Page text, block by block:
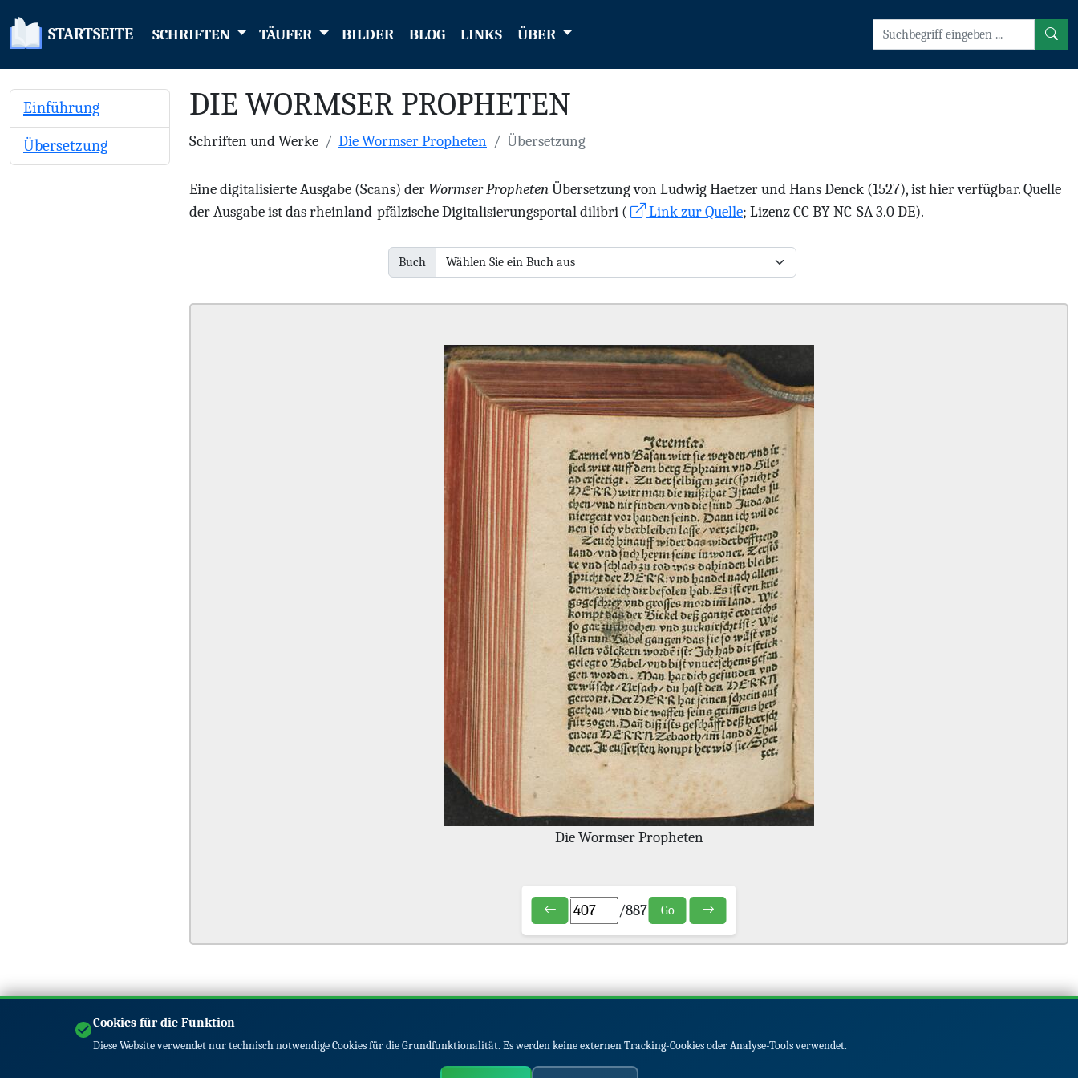
STARTSEITE SCHRIFTEN TÄUFER BILDER BLOG LINKS ÜBER
Einführung
Übersetzung
DIE WORMSER PROPHETEN
Schriften und Werke Die Wormser Propheten Übersetzung
Eine digitalisierte Ausgabe (Scans) der Wormser ProphetenÜbersetzung von Ludwig Haetzer und Hans Denck (1527), ist hier verfügbar. Quelle
der Ausgabe ist das rheinland-pfälzische Digitalisierungsportal dilibri (
Link zur Quelle; Lizenz CC BY-NC-SA 3.0 DE).
Buch
Die Wormser Propheten
/887 Go
Cookies für die Funktion
Diese Website verwendet nur technisch notwendige Cookies für die Grundfunktionalität. Es werden keine externen Tracking-Cookies oder Analyse-Tools verwendet.